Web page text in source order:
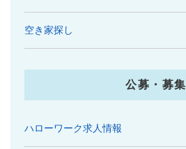
空き家探し
公募・募集
ハローワーク求人情報